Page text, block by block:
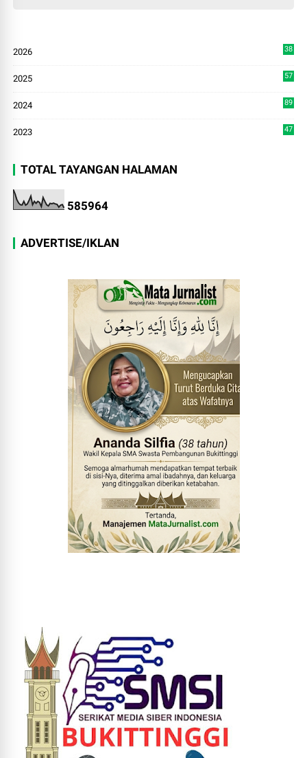
2026
38
2025
57
2024
89
2023 47
TOTAL TAYANGAN HALAMAN
585964
ADVERTISE/IKLAN